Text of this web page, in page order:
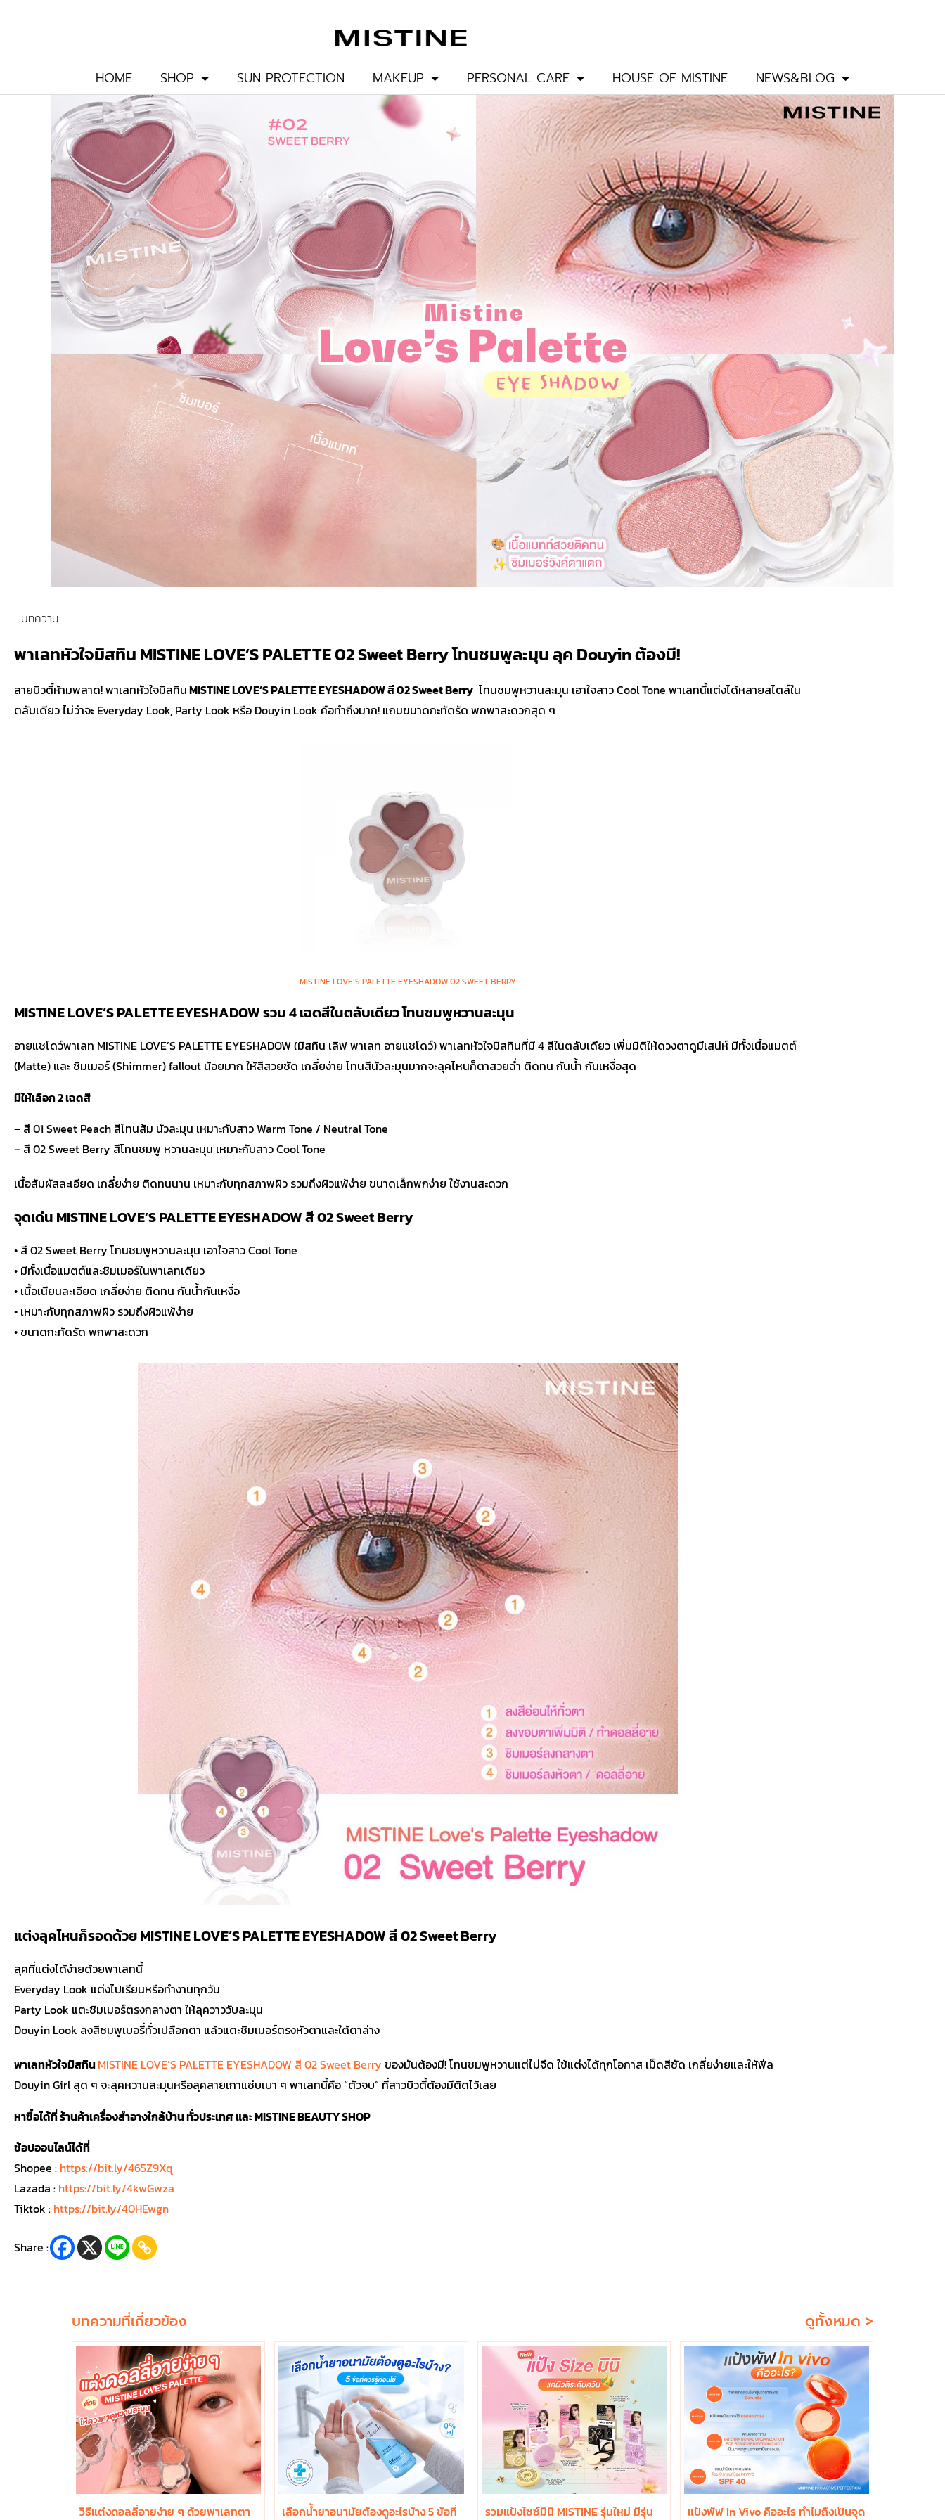
HOME SHOP SUN PROTECTION MAKEUP PERSONAL CARE HOUSE OF MISTINE NEWS&BLOG
บทความ
พาเลทหัวใจมิสทิน MISTINE LOVE’S PALETTE 02 Sweet Berry โทนชมพูละมุน ลุค Douyin ต้องมี!
สายบิวตี้ห้ามพลาด! พาเลทหัวใจมิสทินMISTINE LOVE’S PALETTE EYESHADOWสี 02 Sweet Berry โทนชมพูหวานละมุน เอาใจสาว Cool Tone พาเลทนี้แต่งได้หลายสไตล์ใน
ตลับเดียว ไม่ว่าจะ Everyday Look, Party Look หรือ Douyin Look คือทำถึงมาก! แถมขนาดกะทัดรัด พกพาสะดวกสุด ๆ
MISTINE LOVE’S PALETTE EYESHADOW 02 SWEET BERRY
MISTINE LOVE’S PALETTE EYESHADOW รวม 4 เฉดสีในตลับเดียว โทนชมพูหวานละมุน
อายแชโดว์พาเลท MISTINE LOVE’S PALETTE EYESHADOW (มิสทิน เลิฟ พาเลท อายแชโดว์) พาเลทหัวใจมิสทินที่มี 4 สีในตลับเดียว เพิ่มมิติให้ดวงตาดูมีเสน่ห์ มีทั้งเนื้อแมตต์
(Matte) และ ชิมเมอร์ (Shimmer) fallout น้อยมาก ให้สีสวยชัด เกลี่ยง่าย โทนสีนัวละมุนมากจะลุคไหนก็ตาสวยฉ่ำ ติดทน กันน้ำ กันเหงื่อสุด
มีให้เลือก 2 เฉดสี
– สี 01 Sweet Peach สีโทนส้ม นัวละมุน เหมาะกับสาว Warm Tone / Neutral Tone
– สี 02 Sweet Berry สีโทนชมพู หวานละมุน เหมาะกับสาว Cool Tone
เนื้อสัมผัสละเอียด เกลี่ยง่าย ติดทนนาน เหมาะกับทุกสภาพผิว รวมถึงผิวแพ้ง่าย ขนาดเล็กพกง่าย ใช้งานสะดวก
จุดเด่น MISTINE LOVE’S PALETTE EYESHADOW สี 02 Sweet Berry
• สี 02 Sweet Berry โทนชมพูหวานละมุน เอาใจสาว Cool Tone
• มีทั้งเนื้อแมตต์และชิมเมอร์ในพาเลทเดียว
• เนื้อเนียนละเอียด เกลี่ยง่าย ติดทน กันน้ำกันเหงื่อ
• เหมาะกับทุกสภาพผิว รวมถึงผิวแพ้ง่าย
• ขนาดกะทัดรัด พกพาสะดวก
แต่งลุคไหนก็รอดด้วย MISTINE LOVE’S PALETTE EYESHADOW สี 02 Sweet Berry
ลุคที่แต่งได้ง่ายด้วยพาเลทนี้
Everyday Look แต่งไปเรียนหรือทำงานทุกวัน
Party Look แตะชิมเมอร์ตรงกลางตา ให้ลุควาววับละมุน
Douyin Look ลงสีชมพูเบอรี่ทั่วเปลือกตา แล้วแตะชิมเมอร์ตรงหัวตาและใต้ตาล่าง
พาเลทหัวใจมิสทินMISTINE LOVE’S PALETTE EYESHADOW สี 02 Sweet Berry ของมันต้องมี! โทนชมพูหวานแต่ไม่จืด ใช้แต่งได้ทุกโอกาส เม็ดสีชัด เกลี่ยง่ายและให้ฟีล
Douyin Girl สุด ๆ จะลุคหวานละมุนหรือลุคสายเกาแซ่บเบา ๆ พาเลทนี้คือ “ตัวจบ” ที่สาวบิวตี้ต้องมีติดไว้เลย
หาซื้อได้ที่ ร้านค้าเครื่องสำอางใกล้บ้าน ทั่วประเทศ และ MISTINE BEAUTY SHOP
ช้อปออนไลน์ได้ที่
Shopee : https://bit.ly/465Z9Xq
Lazada : https://bit.ly/4kwGwza
Tiktok : https://bit.ly/40HEwgn
Share :
บทความที่เกี่ยวข้อง ดูทั้งหมด >
วิธีแต่งดอลลี่อายง่าย ๆ ด้วยพาเลทตา
เลือกน้ำยาอนามัยต้องดูอะไรบ้าง 5 ข้อที่
รวมแป้งไซซ์มินิ MISTINE รุ่นใหม่ มีรุ่น
แป้งพัฟ In Vivo คืออะไร ทำไมถึงเป็นจุด